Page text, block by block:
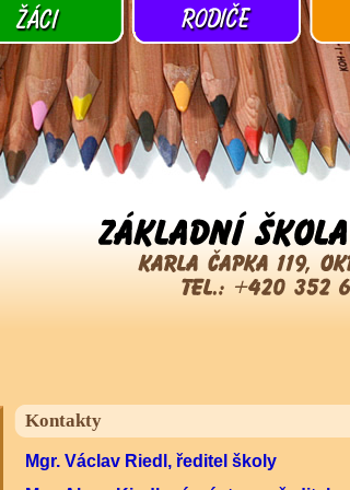
Kontakty
Mgr. Václav Riedl, ředitel školy